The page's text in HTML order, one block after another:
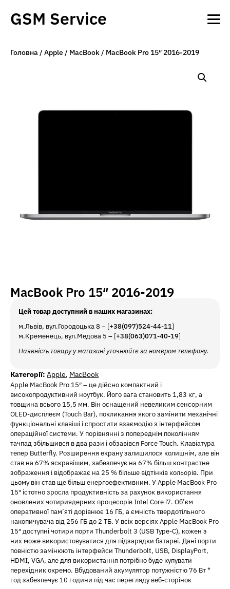
GSM Service
Головна/Apple/ MacBook/ MacBook Pro 15″ 2016-2019
MacBook Pro 15″ 2016-2019
Цей товар доступний в наших магазинах:
м.Львів, вул.Городоцька 8 – [+38(097)524-44-11]
м.Кременець, вул.Медова 5 – [+38(063)071-40-19]
Наявність товару у магазині уточнюйте за номером телефону.
Категорії: Apple, MacBook
Apple MacBook Pro 15″ – це дійсно компактний і
високопродуктивний ноутбук. Його вага становить 1,83 кг, а
товщина всього 15,5 мм. Він оснащений невеликим сенсорним
OLED-дисплеєм (Touch Bar), покликання якого замінити механічні
функціональні клавіші і спростити взаємодію з інтерфейсом
операційної системи. У порівнянні з попереднім поколінням
тачпад збільшився в два рази і обзавівся Force Touch. Клавіатура
тепер Butterfly. Розширення екрану залишилося колишнім, але він
став на 67% яскравішим, забезпечує на 67% більш контрастне
зображення і відображає на 25 % більше відтінків кольорів. При
цьому він став ще більш енергоефективним. У Apple MacBook Pro
15″ істотно зросла продуктивність за рахунок використання
оновлених чотириядерних процесорів Intel Core i7. Об’єм
оперативної пам’яті дорівнює 16 ГБ, а ємність твердотільного
накопичувача від 256 ГБ до 2 ТБ. У всіх версіях Apple MacBook Pro
15″ доступні чотири порти Thunderbolt 3 (USB Type-C), кожен з
них може використовуватися для підзарядки батареї. Дані порти
повністю замінюють інтерфейси Thunderbolt, USB, DisplayPort,
HDMI, VGA, але для використання потрібно буде купувати
перехідник окремо. Вбудований акумулятор потужністю 76 Вт *
год забезпечує 10 години під час перегляду веб-сторінок